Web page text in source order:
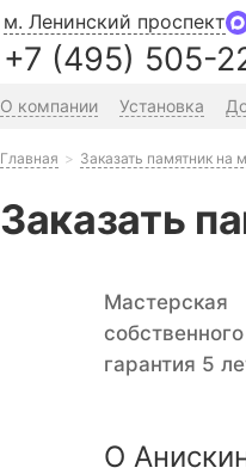
м. Ленинский проспект
+7 (495) 505-
О компании Установка
Главная Заказать памятник на
Заказать
гарантия 5
О